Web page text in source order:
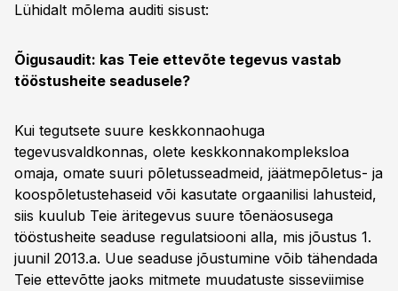
Lühidalt mõlema auditi sisust:
Õigusaudit: kas Teie ettevõte tegevus vastab
tööstusheite seadusele?
Kui tegutsete suure keskkonnaohuga
tegevusvaldkonnas, olete keskkonnakompleksloa
omaja, omate suuri põletusseadmeid, jäätmepõletus- ja
koospõletustehaseid või kasutate orgaanilisi lahusteid,
siis kuulub Teie äritegevus suure tõenäosusega
tööstusheite seaduse regulatsiooni alla, mis jõustus 1.
juunil 2013.a. Uue seaduse jõustumine võib tähendada
Teie ettevõtte jaoks mitmete muudatuste sisseviimise